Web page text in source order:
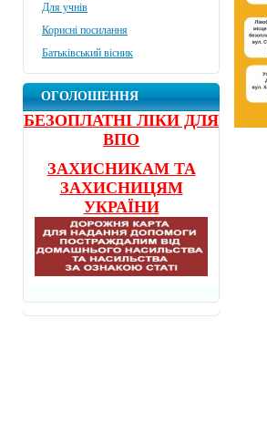
Для учнів
Корисні посилання
Батьківський вісник
ОГОЛОШЕННЯ
БЕЗОПЛАТНІ ЛІКИ ДЛЯ
ВПО
ЗАХИСНИКАМ ТА
ЗАХИСНИЦЯМ
УКРАЇНИ